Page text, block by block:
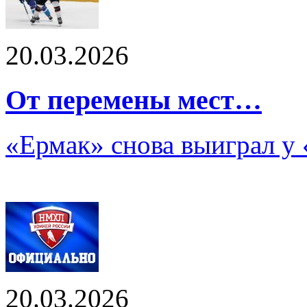
20.03.2026
От перемены мест…
«Ермак» снова выиграл у
20.03.2026